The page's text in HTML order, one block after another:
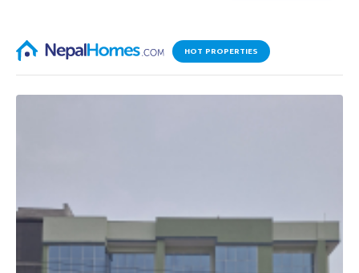
HOT PROPERTIES